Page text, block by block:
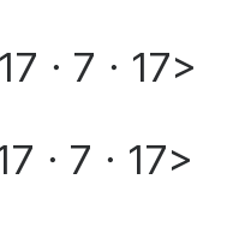
ㆍ7ㆍ17>
ㆍ7ㆍ17>